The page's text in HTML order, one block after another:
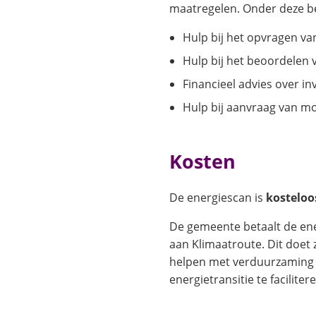
maatregelen. Onder deze
Hulp bij het opvragen
Hulp bij het beoordelen
Financieel advies over
Hulp bij aanvraag van
Kosten
De energiescan is
De gemeente betaalt de
aan Klimaatroute. Dit doet
helpen met
energietransitie te